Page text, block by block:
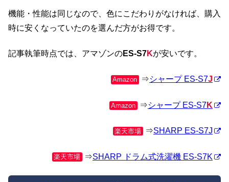
機能・性能は同じなので、色にこだわりがなければ、購入
時に安くなっていたのを選んだ方がお得です。
記事執筆時点では、アマゾンのES-S7Kが安いです。
Amazon ⇒シャープ ES-S7J
Amazon ⇒シャープ ES-S7K
楽天市場 ⇒SHARP ES-S7J
楽天市場 ⇒SHARP ドラム式洗濯機 ES-S7K